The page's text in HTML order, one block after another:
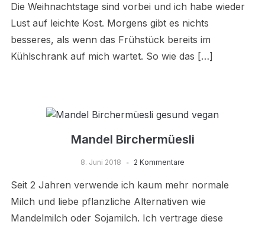
Die Weihnachtstage sind vorbei und ich habe wieder
Lust auf leichte Kost. Morgens gibt es nichts
besseres, als wenn das Frühstück bereits im
Kühlschrank auf mich wartet. So wie das […]
Mandel Birchermüesli
8. Juni 2018 2 Kommentare
Seit 2 Jahren verwende ich kaum mehr normale
Milch und liebe pflanzliche Alternativen wie
Mandelmilch oder Sojamilch. Ich vertrage diese